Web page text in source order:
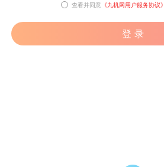
查看并同意 《九机网用户服务协议》
登 录